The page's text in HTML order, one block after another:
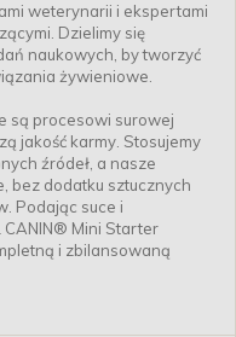
weterynarii i ekspertami
Dzielimy się
naukowych, by tworzyć
żywieniowe.
są procesowi surowej
jakość karmy. Stosujemy
źródeł, a nasze
bez dodatku sztucznych
Podając suce i
CANIN® Mini Starter
i zbilansowaną